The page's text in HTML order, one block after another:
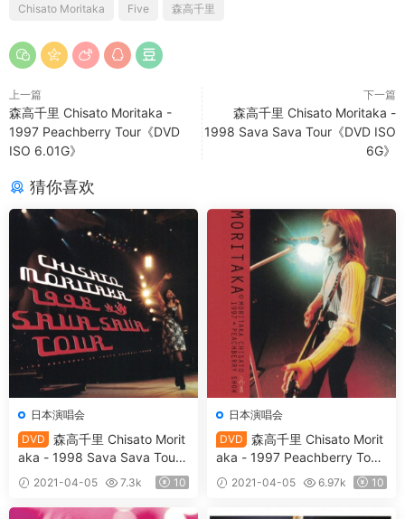
Chisato Moritaka Five 森高千里
上一篇
森高千里 Chisato Moritaka -
1997 Peachberry Tour《DVD
ISO 6.01G》
下一篇
森高千里 Chisato Moritaka -
1998 Sava Sava Tour《DVD ISO
6G》
猜你喜欢
日本演唱会
DVD
森高千里 Chisato Morit
aka - 1998 Sava Sava Tour
《DVD ISO 6G》
2021-04-05 7.3k 10
日本演唱会
DVD
森高千里 Chisato Morit
aka - 1997 Peachberry Tour
《DVD ISO 6.01G》
2021-04-05 6.97k 10